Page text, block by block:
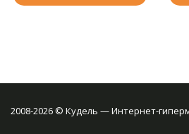
2008-2026 © Кудель — Интернет-